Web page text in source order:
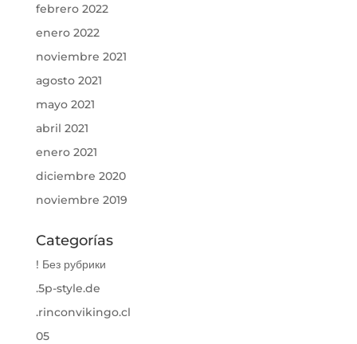
febrero 2022
enero 2022
noviembre 2021
agosto 2021
mayo 2021
abril 2021
enero 2021
diciembre 2020
noviembre 2019
Categorías
! Без рубрики
.5p-style.de
.rinconvikingo.cl
05